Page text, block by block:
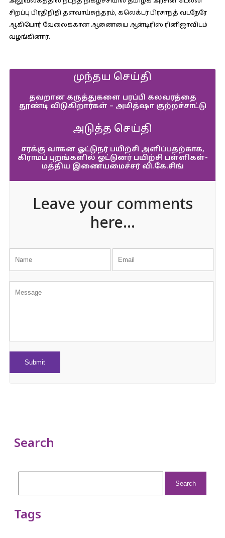
சிறப்பு பிரதிநிதி தளவாய்சுந்தரம், கலெக்டர் பிரசாந்த் வடநேரே
ஆகியோர் வேலைக்கான ஆணையை ஆன்டிரிஸ் ரினிஜாவிடம்
வழங்கினார்.
முந்தய செய்தி
தவறான கருத்துகளை பரப்பி கலவரத்தை
தூண்டி விடுகிறார்கள் – அமித்ஷா குற்றச்சாட்டு
அடுத்த செய்தி
சரக்கு வாகன ஓட்டுநர் பயிற்சி அளிப்பதற்காக,
கிராமப் புறங்களில் ஓட்டுனர் பயிற்சி பள்ளிகள்-
மத்திய இணையமைச்சர் வி.கே.சிங்
Leave your comments
here...
Search
Tags